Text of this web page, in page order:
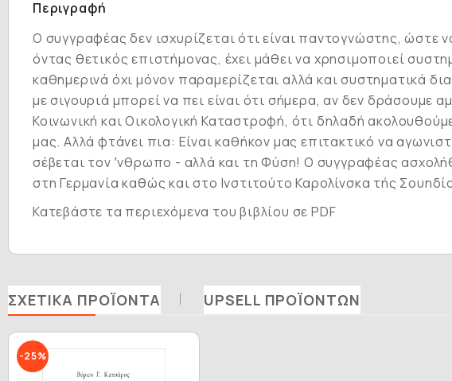
Περιγραφή
Ο συγγραφέας δεν ισχυρίζεται ότι είναι παντογνώστης, ώστε
όντας θετικός επιστήμονας, έχει μάθει να χρησιμοποιεί
καθημερινά όχι μόνον παραμερίζεται αλλά και συστηματικά
με σιγουριά μπορεί να πει είναι ότι σήμερα, αν δεν
Κοινωνική και Οικολογική Καταστροφή, ότι δηλαδή
μας. Αλλά φτάνει πια: Είναι καθήκον μας επιτακτικό να
σέβεται τον ʼνθρωπο - αλλά και τη Φύση! Ο συγγραφέας
στη Γερμανία καθώς και στο Ινστιτούτο Καρολίνσκα τής
Κατεβάστε τα περιεχόμενα του βιβλίου σε PDF
ΣΧΕΤΙΚΆ ΠΡΟΪΌΝΤΑ UPSELL ΠΡΟΪΌΝΤΩΝ
-25%